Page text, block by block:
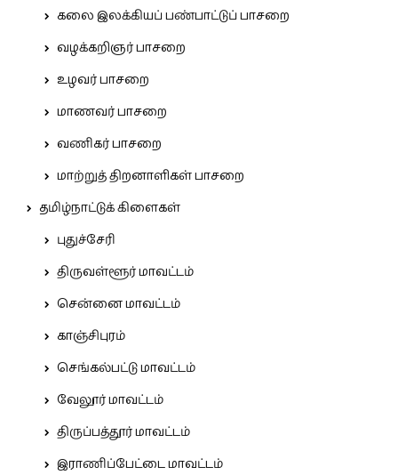
கலை இலக்கியப் பண்பாட்டுப் பாசறை
வழக்கறிஞர் பாசறை
உழவர் பாசறை
மாணவர் பாசறை
வணிகர் பாசறை
மாற்றுத் திறனாளிகள் பாசறை
தமிழ்நாட்டுக் கிளைகள்
புதுச்சேரி
திருவள்ளூர் மாவட்டம்
சென்னை மாவட்டம்
காஞ்சிபுரம்
செங்கல்பட்டு மாவட்டம்
வேலூர் மாவட்டம்
திருப்பத்தூர் மாவட்டம்
இராணிப்பேட்டை மாவட்டம்